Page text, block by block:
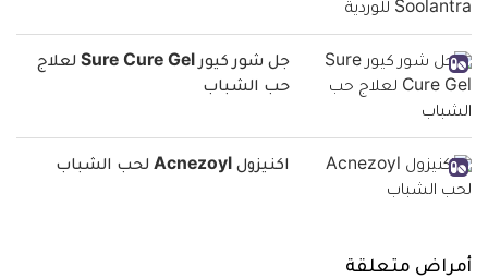
جل شور كيور Sure Cure Gel لعلاج
حب الشباب
اكنيزول Acnezoyl لحب الشباب
أمراض متعلقة